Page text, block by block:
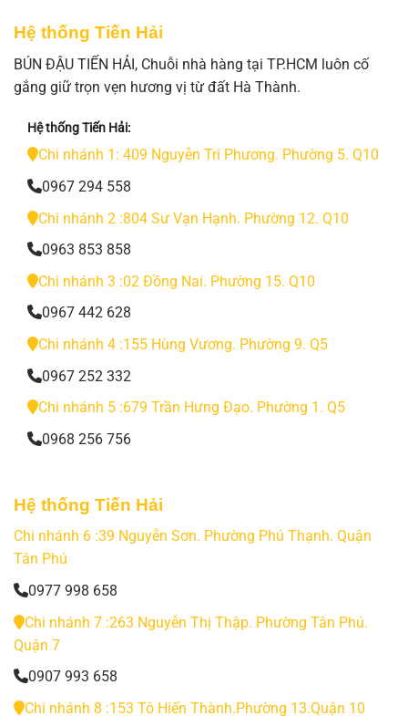
Hệ thống Tiến Hải
BÚN ĐẬU TIẾN HẢI, Chuỗi nhà hàng tại TP.HCM luôn cố
gắng giữ trọn vẹn hương vị từ đất Hà Thành.
Hệ thống Tiến Hải:
Chi nhánh 1: 409 Nguyễn Tri Phương. Phường 5. Q10
0967 294 558
Chi nhánh 2 :804 Sư Vạn Hạnh. Phường 12. Q10
0963 853 858
Chi nhánh 3 :02 Đồng Nai. Phường 15. Q10
0967 442 628
Chi nhánh 4 :155 Hùng Vương. Phường 9. Q5
0967 252 332
Chi nhánh 5 :679 Trần Hưng Đạo. Phường 1. Q5
0968 256 756
Hệ thống Tiến Hải
Chi nhánh 6 :39 Nguyễn Sơn. Phường Phú Thạnh. Quận
Tân Phú
0977 998 658
Chi nhánh 7 :263 Nguyễn Thị Thập. Phường Tân Phú.
Quận 7
0907 993 658
Chi nhánh 8 :153 Tô Hiến Thành.Phường 13.Quận 10